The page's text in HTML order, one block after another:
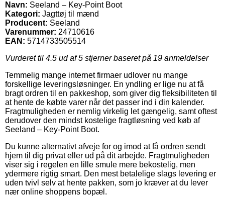
Navn: Seeland – Key-Point Boot
Kategori: Jagttøj til mænd
Producent: Seeland
Varenummer: 24710616
EAN: 5714733505514
Vurderet til 4.5 ud af 5 stjerner baseret på 19 anmeldelser
Temmelig mange internet firmaer udlover nu mange
forskellige leveringsløsninger. En yndling er lige nu at få
bragt ordren til en pakkeshop, som giver dig fleksibiliteten til
at hente de købte varer når det passer ind i din kalender.
Fragtmuligheden er nemlig virkelig let gængelig, samt oftest
derudover den mindst kostelige fragtløsning ved køb af
Seeland – Key-Point Boot.
Du kunne alternativt afveje for og imod at få ordren sendt
hjem til dig privat eller ud på dit arbejde. Fragtmuligheden
viser sig i regelen en lille smule mere bekostelig, men
ydermere rigtig smart. Den mest betalelige slags levering er
uden tvivl selv at hente pakken, som jo kræver at du lever
nær online shoppens bopæl.